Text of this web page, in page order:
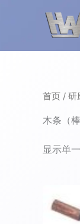
容
首页 / 研
木条（
显示单